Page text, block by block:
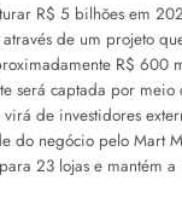
R$ 5 bilhões em
de um projeto
R$ 600
será captada por
de investidores
do negócio pelo Mart
23 lojas e mantém